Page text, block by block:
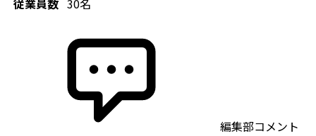
従業員数 30名
編集部コメント